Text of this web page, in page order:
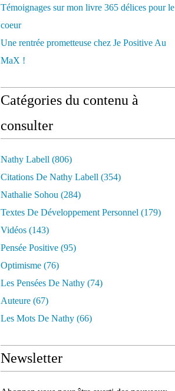
Témoignages sur mon livre 365 délices pour le
coeur
Une rentrée prometteuse chez Je Positive Au
MaX !
Catégories du contenu à
consulter
Nathy Labell (806)
Citations De Nathy Labell (354)
Nathalie Sohou (284)
Textes De Développement Personnel (179)
Vidéos (143)
Pensée Positive (95)
Optimisme (76)
Les Pensées De Nathy (74)
Auteure (67)
Les Mots De Nathy (66)
Newsletter